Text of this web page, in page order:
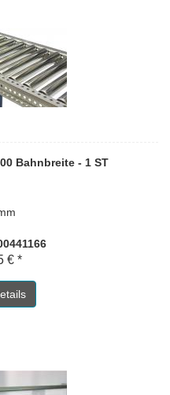
Bahnbreite - 1 ST
€ *